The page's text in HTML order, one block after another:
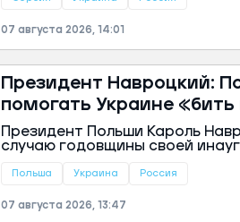
Белграда в сторону Запада и
07 августа 2026, 14:01
Президент Навроцкий:
помогать Украине
Президент Польши Кароль
случаю годовщины своей
однако подчеркнул, что
национальными интересами.
Польша Украина Россия
07 августа 2026, 13:47